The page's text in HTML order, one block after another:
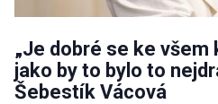
„Je dobré se ke
jako by to bylo to
Šebestík Vácová